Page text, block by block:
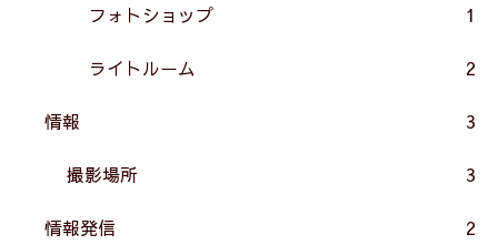
フォトショップ 1
ライトルーム 2
情報 3
撮影場所 3
情報発信 2